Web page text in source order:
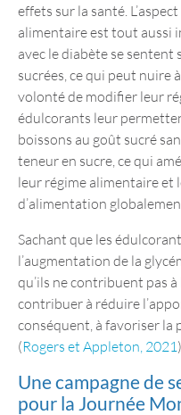
effets sur la santé.
alimentaire est tout aussi
avec le diabète se sentent
sucrées, ce qui peut nuire
volonté de modifier leur
édulcorants leur
boissons au goût sucré
teneur en sucre, ce qui
leur régime alimentaire et
d’alimentation
Sachant que les
l’augmentation de la
qu’ils ne contribuent pas
contribuer à réduire
conséquent, à favoriser la
(Rogers et Appleton, 2021 ).
Une campagne de
pour la Journée